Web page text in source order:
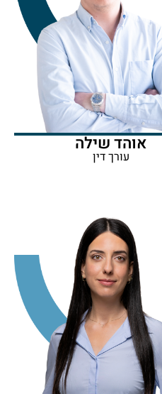
אוהד שילה
עורך דין